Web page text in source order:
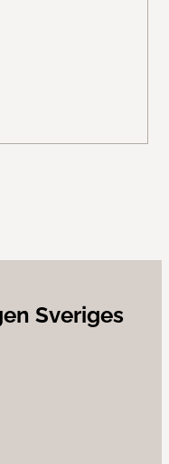
Sveriges